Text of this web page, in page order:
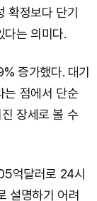
확정보다 단기
다는 의미다.
증가했다. 대기
는 점에서 단순
장세로 볼 수
억달러로 24시
설명하기 어려